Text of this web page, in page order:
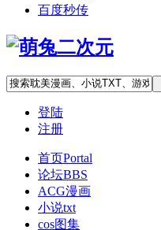
百度秒传
登陆
注册
首页Portal
论坛BBS
ACG漫画
小说txt
cos图集